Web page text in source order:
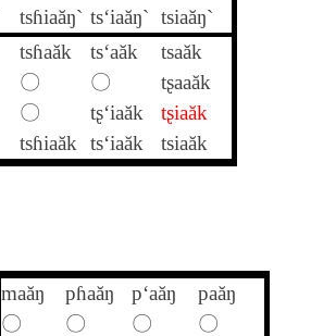
tsɦiaăŋ` ts‘iaăŋ` tsiaăŋ`
tsɦaăk ts‘aăk
tsaăk
〇 〇
tʂaaăk
〇 tʂ‘iaăk
tʂiaăk
tsɦiaăk ts‘iaăk tsiaăk
maăŋ pɦaăŋ p‘aăŋ
paăŋ
〇 〇 〇
〇